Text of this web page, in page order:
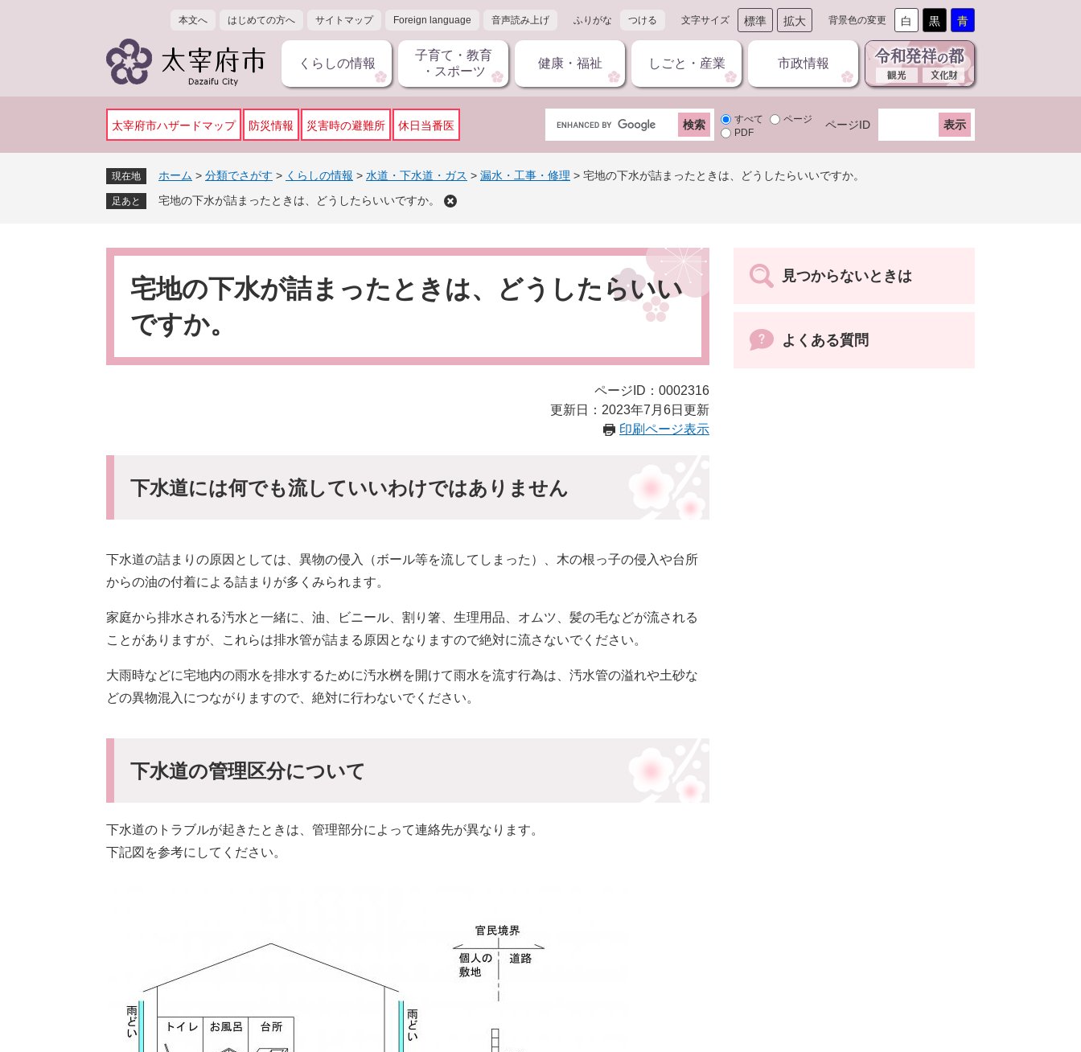
本文へ はじめての方へ サイトマップ Foreign language 音声読み上げ ふりがな つける 文字サイズ 標準 拡大 背景色の変更 白 黒 青
くらしの情報
子育て・教育
・スポーツ
健康・福祉 しごと・産業 市政情報
太宰府市ハザードマップ 防災情報 災害時の避難所 休日当番医
G
o
g
タ
検
すべて
ページ
PDF
ページID
現在地 ホーム > 分類でさがす > くらしの情報 > 水道・下水道・ガス > 漏水・工事・修理 > 宅地の下水が詰まったときは、どうしたらいいですか。
足あと 宅地の下水が詰まったときは、どうしたらいいですか。
本
宅地の下水が詰まったときは、どうしたらいい
ですか。
ページID：0002316
更新日：2023年7月6日更新
印刷ページ表示
下水道には何でも流していいわけではありません
下水道の詰まりの原因としては、異物の侵入（ボール等を流してしまった）、木の根っ子の侵入や台所
からの油の付着による詰まりが多くみられます。
家庭から排水される汚水と一緒に、油、ビニール、割り箸、生理用品、オムツ、髪の毛などが流される
ことがありますが、これらは排水管が詰まる原因となりますので絶対に流さないでください。
​大雨時などに宅地内の雨水を排水するために汚水桝を開けて雨水を流す行為は、汚水管の溢れや土砂な
どの異物混入につながりますので、絶対に行わないでください。
下水道の管理区分について
下水道のトラブルが起きたときは、管理部分によって連絡先が異なります。
下記図を参考にしてください。
見つからないときは
よくある質問